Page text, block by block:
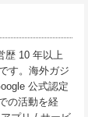
歴 10 年以上
す。海外ガジ
公式認定
の活動を経